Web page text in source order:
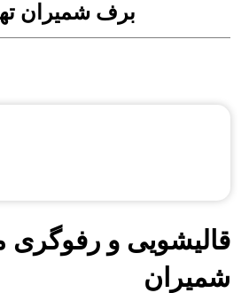
برف شمیران
قالیشویی و رفوگری
شمیران